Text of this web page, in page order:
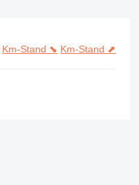
Km-Stand ⬊ Km-Stand ⬈